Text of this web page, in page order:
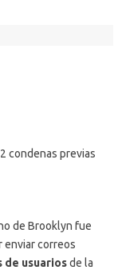
condenas previas
de Brooklyn fue
enviar correos
de usuariosde la